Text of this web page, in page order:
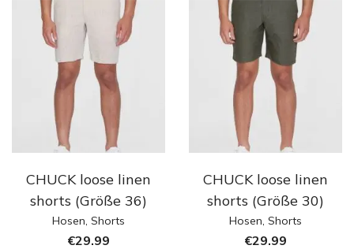
CHUCK loose linen
shorts (Größe 36)
Hosen, Shorts
€29.99
CHUCK loose linen
shorts (Größe 30)
Hosen, Shorts
€29.99